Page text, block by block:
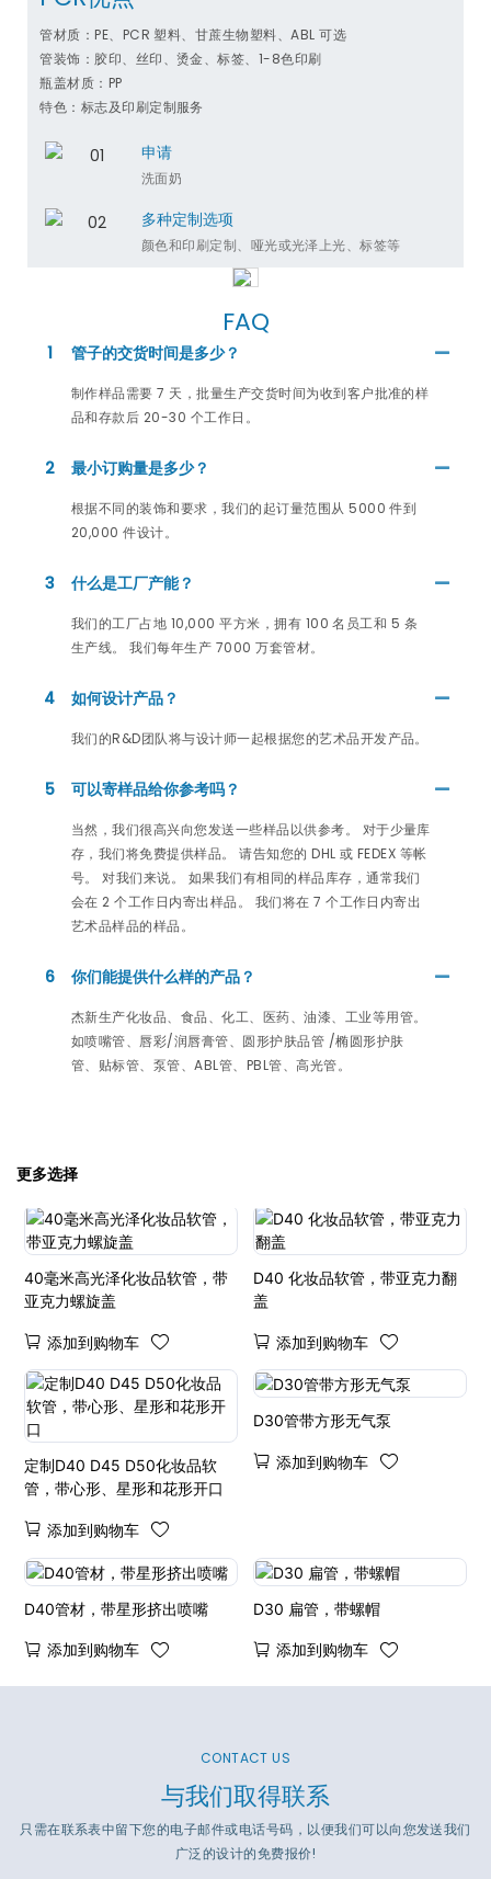
管材质：PE、PCR 塑料、甘蔗生物塑料、ABL 可选
管装饰：胶印、丝印、烫金、标签、1-8色印刷
瓶盖材质：PP
特色：标志及印刷定制服务
申请
洗面奶
多种定制选项
颜色和印刷定制、哑光或光泽上光、标签等
FAQ
1 管子的交货时间是多少？
制作样品需要 7 天，批量生产交货时间为收到客户批准的样
品和存款后 20-30 个工作日。
2 最小订购量是多少？
根据不同的装饰和要求，我们的起订量范围从 5000 件到
20,000 件设计。
3 什么是工厂产能？
我们的工厂占地 10,000 平方米，拥有 100 名员工和 5 条
生产线。 我们每年生产 7000 万套管材。
4 如何设计产品？
我们的R&D团队将与设计师一起根据您的艺术品开发产品。
5 可以寄样品给你参考吗？
当然，我们很高兴向您发送一些样品以供参考。 对于少量库
存，我们将免费提供样品。 请告知您的 DHL 或 FEDEX 等帐
号。 对我们来说。 如果我们有相同的样品库存，通常我们
会在 2 个工作日内寄出样品。 我们将在 7 个工作日内寄出
艺术品样品的样品。
6 你们能提供什么样的产品？
杰新生产化妆品、食品、化工、医药、油漆、工业等用管。
如喷嘴管、唇彩/润唇膏管、圆形护肤品管 /椭圆形护肤
管、贴标管、泵管、ABL管、PBL管、高光管。
更多选择
40毫米高光泽化妆品软管，带
亚克力螺旋盖
添加到购物车
D40 化妆品软管，带亚克力翻
盖
添加到购物车
定制D40 D45 D50化妆品软
管，带心形、星形和花形开口
添加到购物车
D30管带方形无气泵
添加到购物车
D40管材，带星形挤出喷嘴
添加到购物车
D30 扁管，带螺帽
添加到购物车
CONTACT US
与我们取得联系
只需在联系表中留下您的电子邮件或电话号码，以便我们可以向您发送我们
广泛的设计的免费报价!